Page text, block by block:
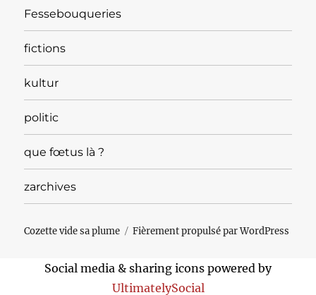
Fessebouqueries
fictions
kultur
politic
que fœtus là ?
zarchives
Cozette vide sa plume Fièrement propulsé par WordPress
Social media & sharing icons powered by
UltimatelySocial